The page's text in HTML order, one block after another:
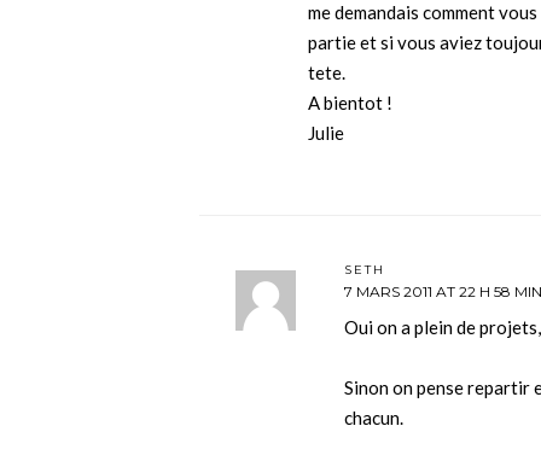
me demandais comment
partie et si vous aviez
tete.
A bientot !
Julie
SETH
7 MARS 2011 AT 22 H 58 MIN
Oui on a plein de
Sinon on pense repartir
chacun.